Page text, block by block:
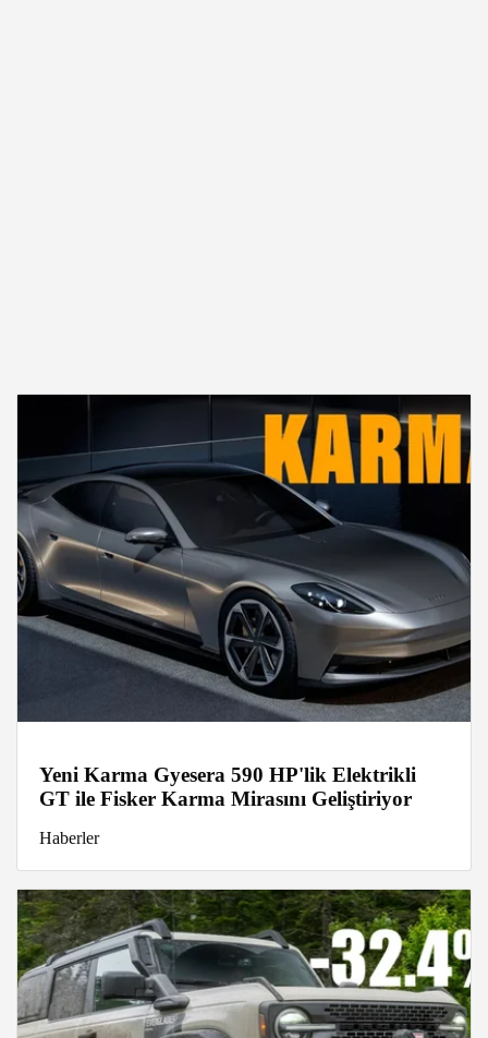
Yeni Karma Gyesera 590 HP'lik Elektrikli
GT ile Fisker Karma Mirasını Geliştiriyor
Haberler